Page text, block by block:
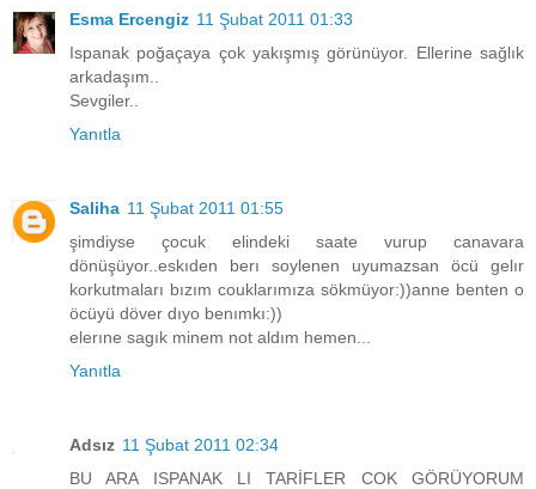
Esma Ercengiz 11 Şubat 2011 01:33
Ispanak poğaçaya çok yakışmış görünüyor. Ellerine sağlık
arkadaşım..
Sevgiler..
Yanıtla
Saliha 11 Şubat 2011 01:55
şimdiyse çocuk elindeki saate vurup canavara
dönüşüyor..eskıden berı soylenen uyumazsan öcü gelır
korkutmaları bızım couklarımıza sökmüyor:))anne benten o
öcüyü döver dıyo benımkı:))
elerıne sagık minem not aldım hemen...
Yanıtla
Adsız 11 Şubat 2011 02:34
BU ARA ISPANAK LI TARİFLER COK GÖRÜYORUM